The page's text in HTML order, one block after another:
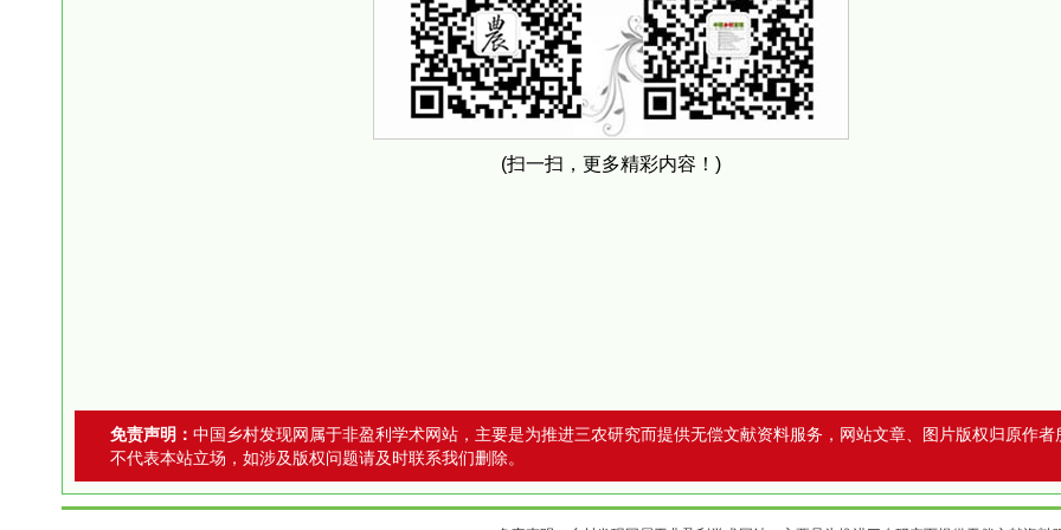
(扫一扫，更多精彩内容！)
免责声明： 中国乡村发现网属于非盈利学术网站，主要是为推进三农研究而提供无偿文献资料服务，网站文章、图片版权归原作者
不代表本站立场，如涉及版权问题请及时联系我们删除。